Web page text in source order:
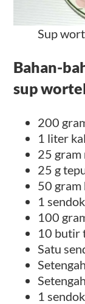
Sup
Bahan-
sup
200
1 liter
25 gram
25 g
50 gram
1
100
10 butir
Satu
1